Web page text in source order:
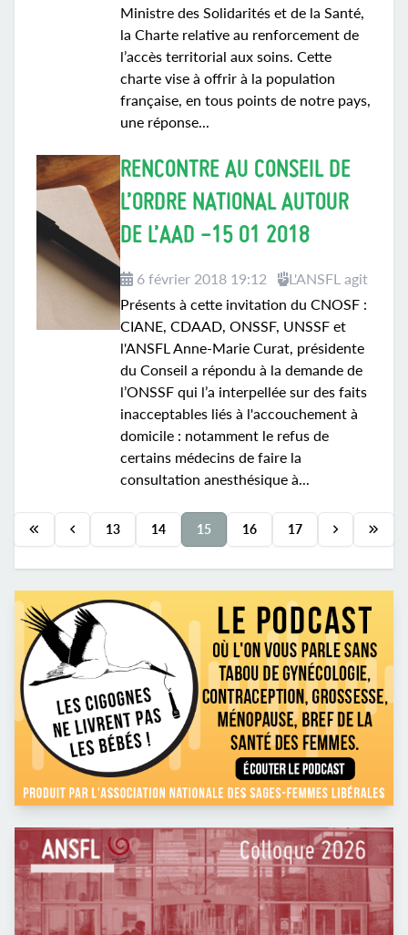
Ministre des Solidarités et de la Santé,
la Charte relative au renforcement de
l’accès territorial aux soins. Cette
charte vise à offrir à la population
française, en tous points de notre pays,
une réponse...
RENCONTRE AU CONSEIL DE
L’ORDRE NATIONAL AUTOUR
DE L’AAD -15 01 2018
6 février 2018 19:12
L'ANSFL agit
Présents à cette invitation du CNOSF :
CIANE, CDAAD, ONSSF, UNSSF et
l'ANSFL Anne-Marie Curat, présidente
du Conseil a répondu à la demande de
l’ONSSF qui l’a interpellée sur des faits
inacceptables liés à l'accouchement à
domicile : notamment le refus de
certains médecins de faire la
consultation anesthésique à...
13 14 15 16 17